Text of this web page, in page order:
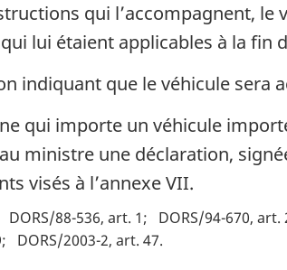
qui l’accompagnent,
lui étaient applicables à la fin
indiquant que le véhicule sera
qui importe un véhicule
ministre une déclaration,
visés à l’annexe VII.
DORS/88-536, art. 1 DORS/94-670, art.
DORS/2003-2, art. 47